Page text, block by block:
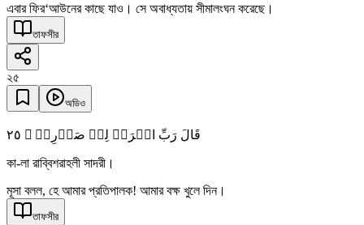
এবার ফির‘আউনের কাছে যাও। সে অবাধ্যতায় সীমালংঘন করেছে।
তাফসীর
২৫
অডিও
قَالَ رَبِّ اشۡرَحۡ لِیۡ صَدۡرِیۡ ۙ ٢٥
কা-লা রাব্বিশরাহলী সাদরী।
মূসা বলল, হে আমার প্রতিপালক! আমার বক্ষ খুলে দিন।
তাফসীর